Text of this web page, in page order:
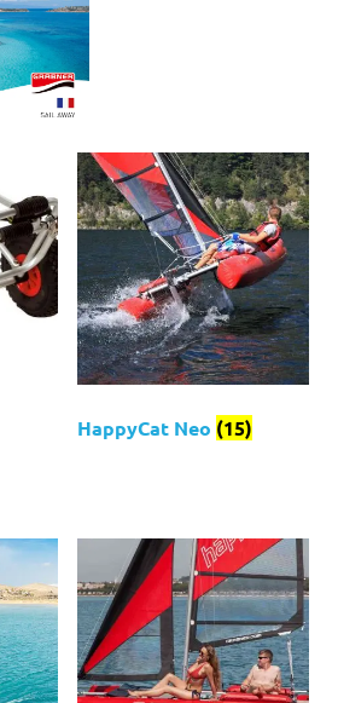
HappyCat Neo (15)